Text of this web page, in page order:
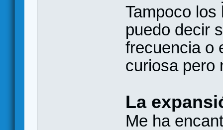
Tampoco los
puedo decir
frecuencia o
curiosa pero
La
Me ha